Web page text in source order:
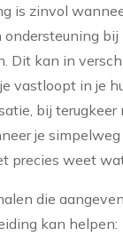
is zinvol
bij
Dit kan in
vastloopt in je
bij terugkeer
je
precies weet
die
kan helpen: